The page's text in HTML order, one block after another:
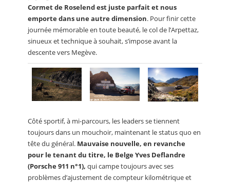
Cormet de Roselend est juste parfait et nous
emporte dans une autre dimension. Pour finir cette
journée mémorable en toute beauté, le col de l’Arpettaz,
sinueux et technique à souhait, s’impose avant la
descente vers Megève.
Côté sportif, à mi-parcours, les leaders se tiennent
toujours dans un mouchoir, maintenant le status quo en
tête du général. Mauvaise nouvelle, en revanche
pour le tenant du titre, le Belge Yves Deflandre
(Porsche 911 n°1), qui campe toujours avec ses
problèmes d’ajustement de compteur kilométrique et